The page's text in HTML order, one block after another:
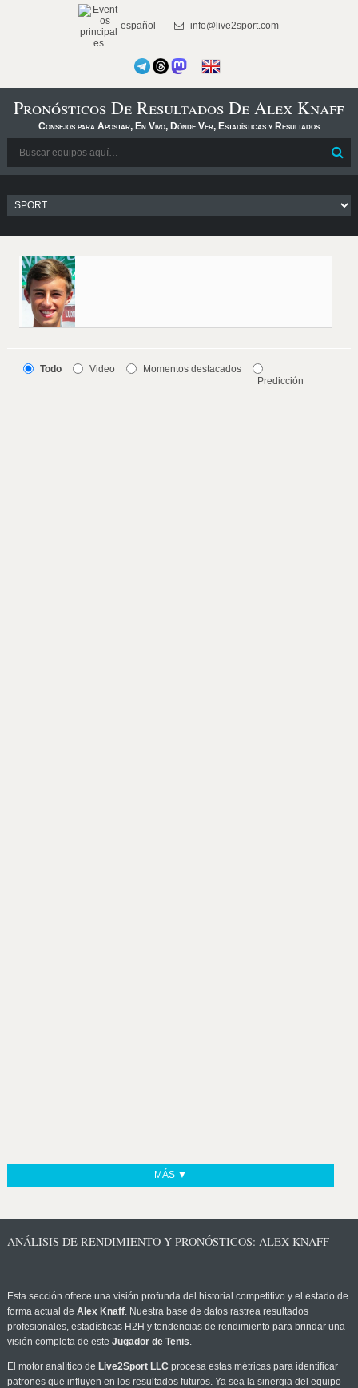
español info@live2sport.com
Pronósticos De Resultados De Alex Knaff
Consejos para Apostar, En Vivo, Dónde Ver, Estadísticas y Resultados
Todo Video
Momentos destacados
Predicción
MÁS ▼
ANÁLISIS DE RENDIMIENTO Y PRONÓSTICOS: ALEX KNAFF
Esta sección ofrece una visión profunda del historial competitivo y el estado de
forma actual de Alex Knaff. Nuestra base de datos rastrea resultados
profesionales, estadísticas H2H y tendencias de rendimiento para brindar una
visión completa de este Jugador de Tenis.
El motor analítico de Live2Sport LLC procesa estas métricas para identificar
patrones que influyen en los resultados futuros. Ya sea la sinergia del equipo